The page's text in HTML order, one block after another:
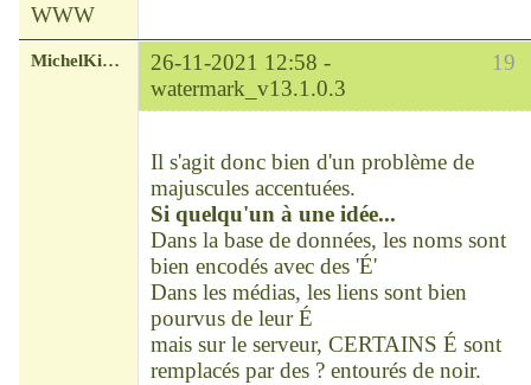
WWW
19
MichelKirsch
26-11-2021 12:58 -
watermark_v13.1.0.3
Il s'agit donc bien d'un problème de
majuscules accentuées.
Si quelqu'un à une idée...
Dans la base de données, les noms sont
bien encodés avec des 'É'
Dans les médias, les liens sont bien
pourvus de leur É
mais sur le serveur, CERTAINS É sont
remplacés par des ? entourés de noir.